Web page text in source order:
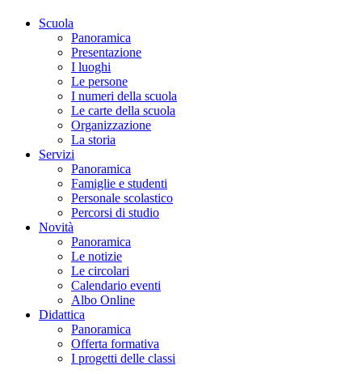
Scuola
Panoramica
Presentazione
I luoghi
Le persone
I numeri della scuola
Le carte della scuola
Organizzazione
La storia
Servizi
Panoramica
Famiglie e studenti
Personale scolastico
Percorsi di studio
Novità
Panoramica
Le notizie
Le circolari
Calendario eventi
Albo Online
Didattica
Panoramica
Offerta formativa
I progetti delle classi